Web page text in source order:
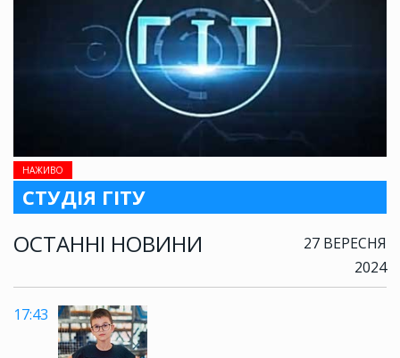
НАЖИВО
СТУДІЯ ГІТУ
ОСТАННІ НОВИНИ
27 ВЕРЕСНЯ
2024
17:43